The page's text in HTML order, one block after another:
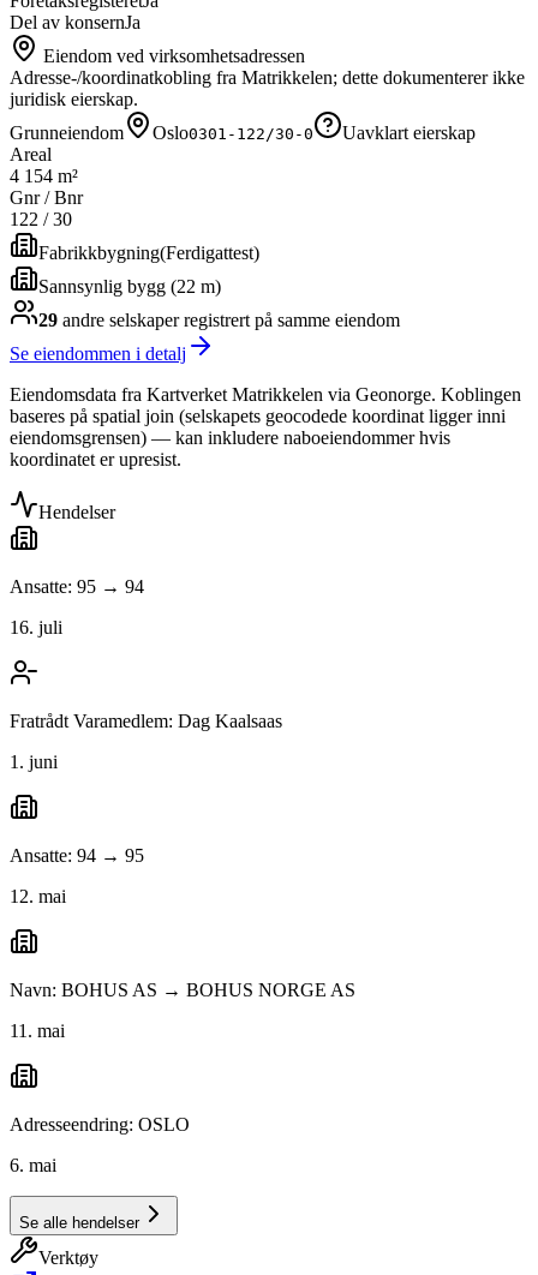
Del av konsernJa
Eiendom ved virksomhetsadressen
Adresse-/koordinatkobling fra Matrikkelen; dette dokumenterer ikke
juridisk eierskap.
Grunneiendom
Oslo0301-122/30-0
Uavklart eierskap
Areal
4 154 m²
Gnr / Bnr
122 /30
Fabrikkbygning(Ferdigattest)
Sannsynlig bygg (22 m)
29 andre selskaperregistrert på samme eiendom
Se eiendommen i detalj
Eiendomsdata fra Kartverket Matrikkelen via Geonorge. Koblingen
baseres på spatial join (selskapets geocodede koordinat ligger inni
eiendomsgrensen) — kan inkludere naboeiendommer hvis
koordinatet er upresist.
Hendelser
Ansatte: 95 → 94
16. juli
Fratrådt Varamedlem: Dag Kaalsaas
1. juni
Ansatte: 94 → 95
12. mai
Navn: BOHUS AS → BOHUS NORGE AS
11. mai
Adresseendring: OSLO
6. mai
Se alle hendelser
Verktøy